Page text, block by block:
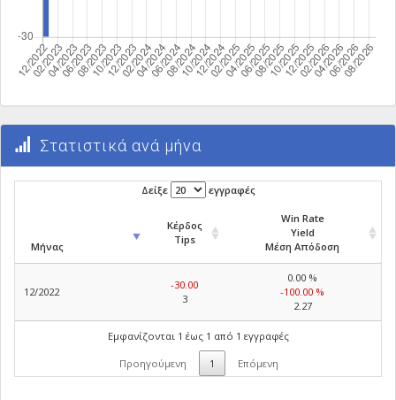
Στατιστικά ανά μήνα
Δείξε εγγραφές
Μήνας
Κέρδος
Tips
Win Rate
Yield
Μέση Απόδοση
12/2022
-30.00
3
0.00 %
-100.00 %
2.27
Εμφανίζονται 1 έως 1 από 1 εγγραφές
Προηγούμενη 1 Επόμενη